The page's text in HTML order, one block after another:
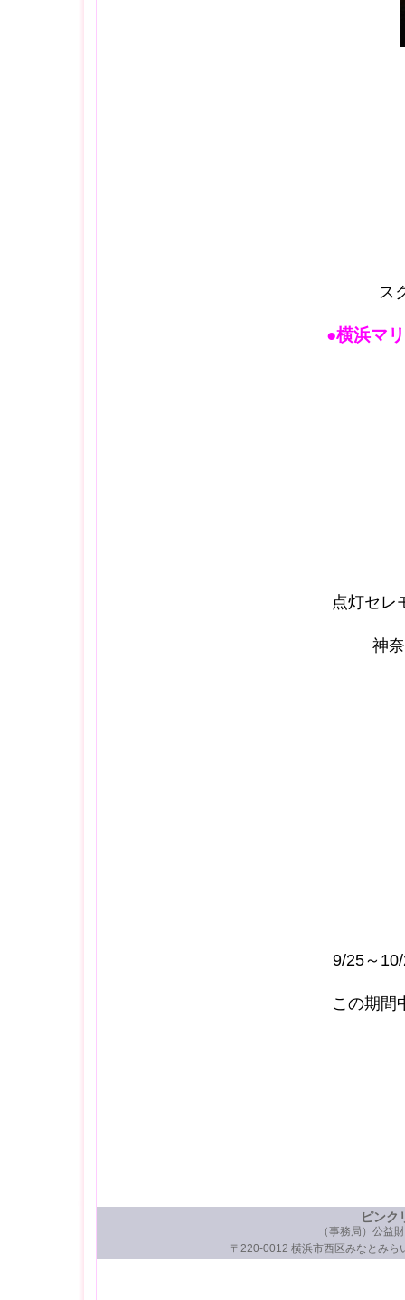
ス
●横浜マ
点灯セレ
神
9/25～
この期間
ピンク
（事務局）公益
〒220-0012 横浜市西区みなとみ